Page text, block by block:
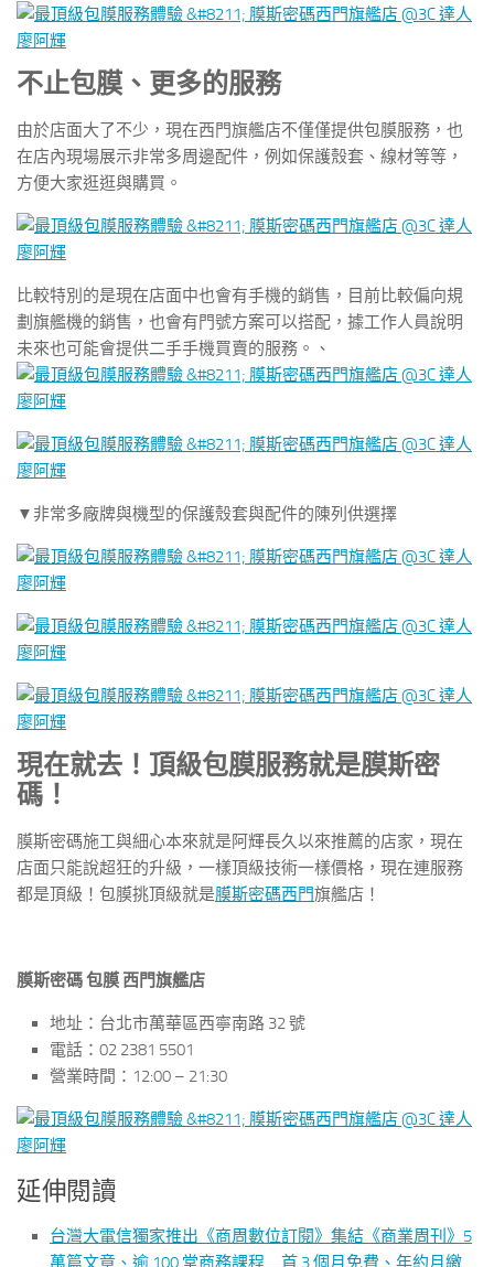
不止包膜、更多的服務
由於店面大了不少，現在西門旗艦店不僅僅提供包膜服務，也
在店內現場展示非常多周邊配件，例如保護殼套、線材等等，
方便大家逛逛與購買。
比較特別的是現在店面中也會有手機的銷售，目前比較偏向規
劃旗艦機的銷售，也會有門號方案可以搭配，據工作人員說明
未來也可能會提供二手手機買賣的服務。、
▼非常多廠牌與機型的保護殼套與配件的陳列供選擇
現在就去！頂級包膜服務就是膜斯密
碼！
膜斯密碼施工與細心本來就是阿輝長久以來推薦的店家，現在
店面只能說超狂的升級，一樣頂級技術一樣價格，現在連服務
都是頂級！包膜挑頂級就是膜斯密碼西門旗艦店！
膜斯密碼 包膜 西門旗艦店
地址：台北市萬華區西寧南路 32 號
電話：02 2381 5501
營業時間：12:00 – 21:30
延伸閱讀
台灣大電信獨家推出《商周數位訂閱》集結《商業周刊》5
萬篇文章、逾 100 堂商務課程 首 3 個月免費、年約月繳